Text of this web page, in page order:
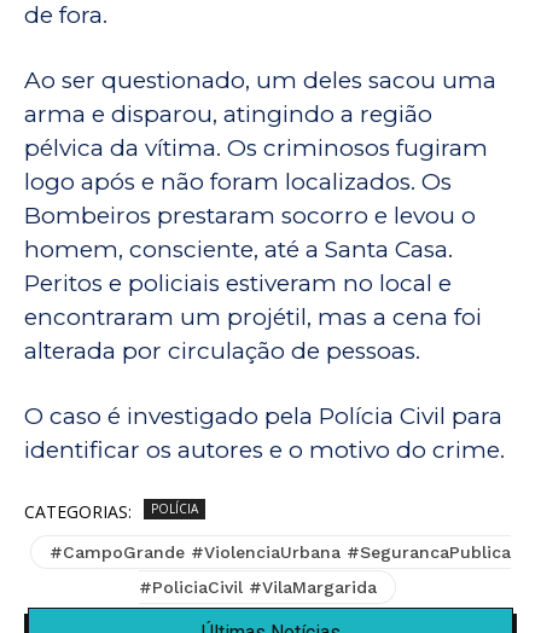
de fora.
Ao ser questionado, um deles sacou uma
arma e disparou, atingindo a região
pélvica da vítima. Os criminosos fugiram
logo após e não foram localizados. Os
Bombeiros prestaram socorro e levou o
homem, consciente, até a Santa Casa.
Peritos e policiais estiveram no local e
encontraram um projétil, mas a cena foi
alterada por circulação de pessoas.
O caso é investigado pela Polícia Civil para
identificar os autores e o motivo do crime.
CATEGORIAS: POLÍCIA
#CampoGrande #ViolenciaUrbana #SegurancaPublica
#PoliciaCivil #VilaMargarida